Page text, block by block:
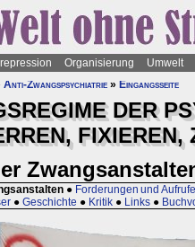
Organisierung Umwelt
Anti-Zwangspsychiatrie » Eingangsseite
DER
● Forderungen und Aufrufe
● Geschichte ● Kritik ● Links ●